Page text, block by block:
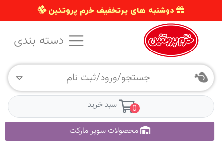
دوشنبه های پرتخفیف خرم پروتئین
جستجو/ورود/ثبت نام
0 سبد خرید
محصولات سوپر مارکت